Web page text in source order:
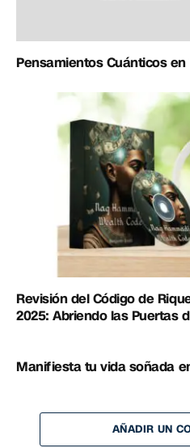
Pensamientos Cuánticos
Revisión del Código de
2025: Abriendo las Puertas
Manifiesta tu vida soñada
AÑADIR UN